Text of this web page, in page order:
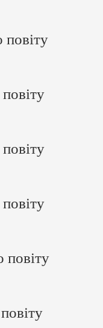
повіту
повіту